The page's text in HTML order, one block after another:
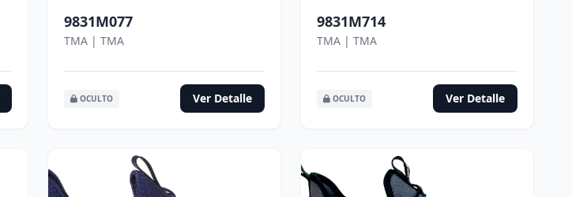
9831M077
TMA | TMA
OCULTO Ver Detalle
9831M714
TMA | TMA
OCULTO Ver Detalle